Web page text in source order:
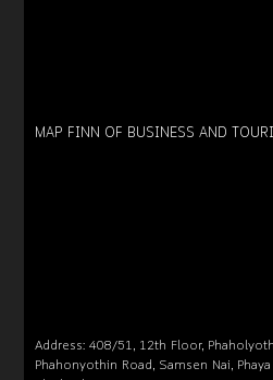
MAP FINN OF BUSINESS AND
Address: 408/51, 12th Floor,
Phahonyothin Road, Samsen Nai,